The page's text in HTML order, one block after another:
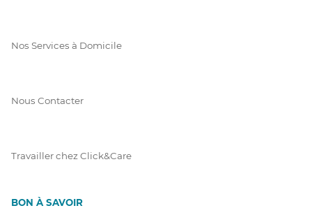
Nos Services à Domicile
Nous Contacter
Travailler chez Click&Care
BON À SAVOIR